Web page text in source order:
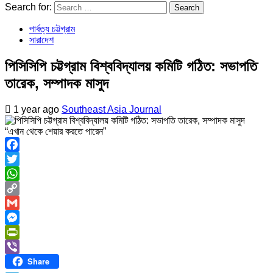
Search for:
পার্বত্য চট্টগ্রাম
সারাদেশ
পিসিসিপি চট্টগ্রাম বিশ্ববিদ্যালয় কমিটি গঠিত: সভাপতি
তারেক, সম্পাদক মাসুদ
1 year ago Southeast Asia Journal
“এখান থেকে শেয়ার করতে পারেন”
Facebook
Twitter
WhatsApp
Copy
Link
Gmail
Messenger
PrintFriendly
ViberShare